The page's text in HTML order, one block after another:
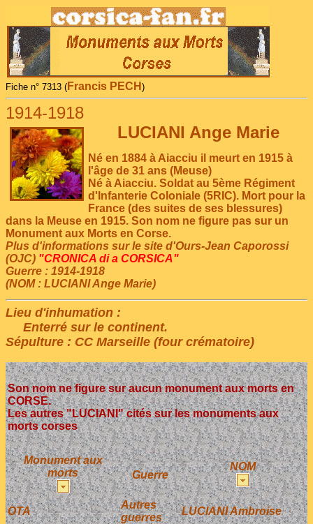
Fiche n° 7313 ( Francis PECH )
1914-1918
LUCIANI Ange Marie
Né en 1884 à Aiacciu il meurt en 1915 à
l'âge de 31 ans (Meuse)
Né à Aiacciu. Soldat au 5ème Régiment
d'Infanterie Coloniale (5RIC). Mort pour la
France (des suites de ses blessures)
dans la Meuse en 1915. Son nom ne figure pas sur un
Monument aux Morts en Corse.
Plus d'informations sur le site d'Ours-Jean Caporossi
(OJC) "CRONICA di a CORSICA"
Guerre : 1914-1918
(NOM : LUCIANI Ange Marie)
Lieu d'inhumation :
Enterré sur le continent.
Sépulture : CC Marseille (four crématoire)
Son nom ne figure sur aucun monument aux morts en
CORSE.
Les autres "LUCIANI" cités sur les monuments aux
morts corses
Monument aux
morts
Guerre
NOM
OTA
Autres
guerres
LUCIANI Ambroise